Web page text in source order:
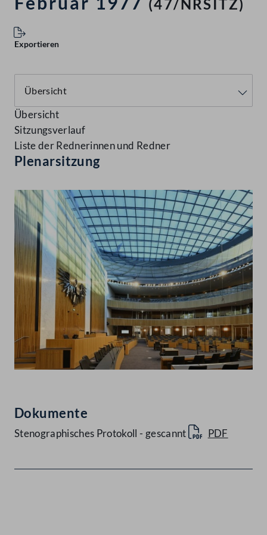
(47/NRSITZ)
Exportieren
Übersicht
Sitzungsverlauf
Liste der Rednerinnen und Redner
Plenarsitzung
Dokumente
Stenographisches Protokoll - gescannt PDF